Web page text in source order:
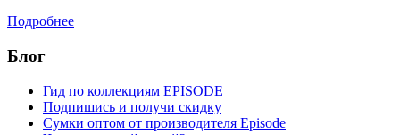
Подробнее
Блог
Гид по коллекциям EPISODE
Подпишись и получи скидку
Сумки оптом от производителя Episode